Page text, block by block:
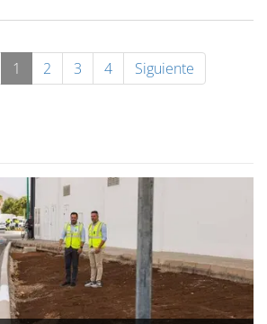
1 2 3 4 Siguiente